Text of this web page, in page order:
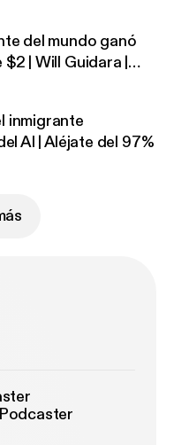
del mundo ganó
| Will Guidara |
inmigrante
AI | Aléjate del 97%